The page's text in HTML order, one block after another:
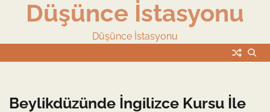
Düşünce İstasyonu
Düşünce İstasyonu
Beylikdüzünde İngilizce Kursu İle